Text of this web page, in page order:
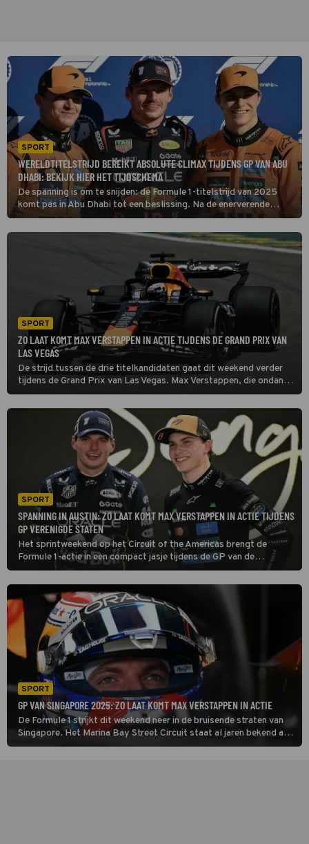
SPORT
WERELDTITELSTRIJD BEREIKT ABSOLUTE CLIMAX TIJDENS GP VAN ABU
DHABI: BEKIJK HIER HET TIJDSCHEMA
De spanning is om te snijden: de Formule 1-titelstrijd van 2025
komt pas in Abu Dhabi tot een beslissing. Na de enerverende
Grand Prix van Qatar afgelopen weekend is duidelijk geworden dat
het kampioenschap pas in de allerlaatste race wordt beslecht.
SPORT
ZO LAAT KOMT MAX VERSTAPPEN IN ACTIE TIJDENS DE GRAND PRIX VAN
LAS VEGAS
De strijd tussen de drie titelkandidaten gaat dit weekend verder
tijdens de Grand Prix van Las Vegas. Max Verstappen, die ondanks
een achterstand nog niet opgeeft, Lando Norris die de te kloppen
man is en Oscar Piastri die zich opmaakt voor een alles-of-niets-
SPORT
SPANNING IN AUSTIN: ZO LAAT KOMT MAX VERSTAPPEN IN ACTIE TIJDENS
GP VERENIGDE STATEN
Het sprintweekend op het Circuit of the Americas brengt de
Formule 1-actie in een compact jasje tijdens de GP van de
Verenigde Staten: slechts één vrije training, een sprintkwalificatie,
de sprintrace, een reguliere kwalificatie en de grote race.
SPORT
GP VAN SINGAPORE 2025: ZO LAAT KOMT MAX VERSTAPPEN IN ACTIE
De Formule 1 strijkt dit weekend neer in de bruisende straten van
Singapore. Het Marina Bay Street Circuit staat al jaren bekend als
een van de zwaarste uitdagingen op de kalender: smalle straten,